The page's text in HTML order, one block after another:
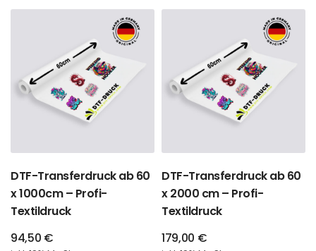
DTF-Transferdruck ab 60
x 1000cm – Profi-
Textildruck
94,50 €
DTF-Transferdruck ab 60
x 2000 cm – Profi-
Textildruck
179,00 €